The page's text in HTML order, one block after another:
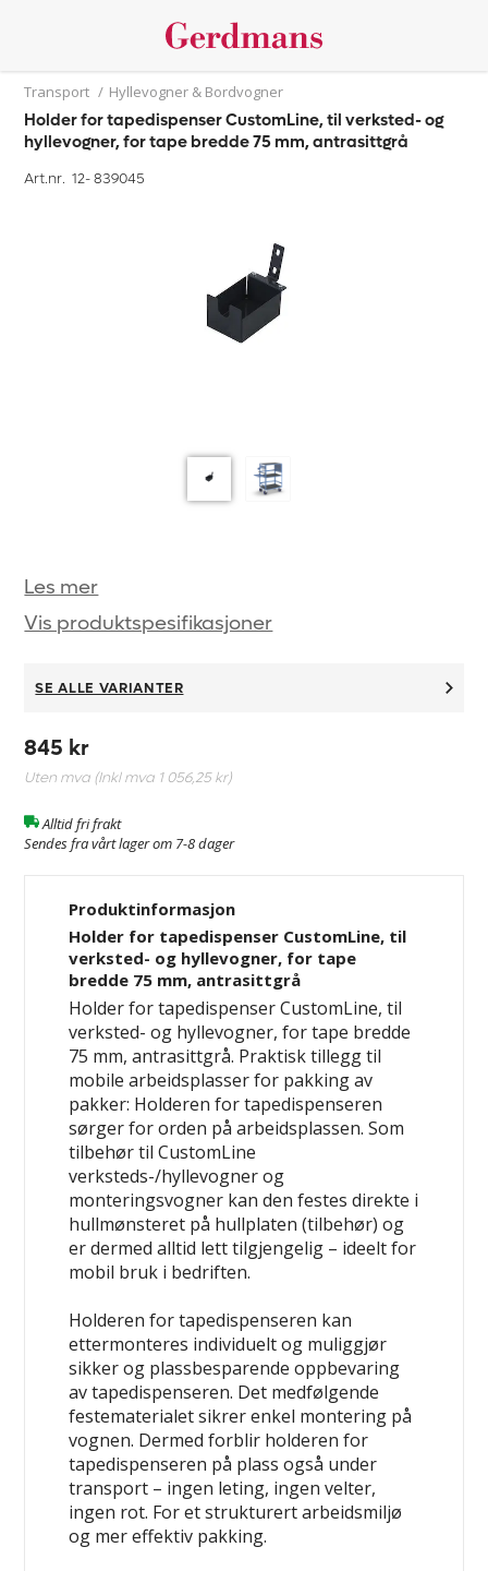
Transport / Hyllevogner & Bordvogner
Holder for tapedispenser CustomLine, til verksted- og
hyllevogner, for tape bredde 75 mm, antrasittgrå
Art.nr. 12-839045
Les mer
Vis produktspesifikasjoner
SE ALLE VARIANTER
845 kr
Uten mva (Inkl mva 1 056,25 kr)
Alltid fri frakt
Sendes fra vårt lager om 7-8 dager
Produktinformasjon
Holder for tapedispenser CustomLine, til
verksted- og hyllevogner, for tape
bredde 75 mm, antrasittgrå
Holder for tapedispenser CustomLine, til
verksted- og hyllevogner, for tape bredde
75 mm, antrasittgrå. Praktisk tillegg til
mobile arbeidsplasser for pakking av
pakker: Holderen for tapedispenseren
sørger for orden på arbeidsplassen. Som
tilbehør til CustomLine
verksteds-/hyllevogner og
monteringsvogner kan den festes direkte i
hullmønsteret på hullplaten (tilbehør) og
er dermed alltid lett tilgjengelig – ideelt for
mobil bruk i bedriften.
Holderen for tapedispenseren kan
ettermonteres individuelt og muliggjør
sikker og plassbesparende oppbevaring
av tapedispenseren. Det medfølgende
festematerialet sikrer enkel montering på
vognen. Dermed forblir holderen for
tapedispenseren på plass også under
transport – ingen leting, ingen velter,
ingen rot. For et strukturert arbeidsmiljø
og mer effektiv pakking.